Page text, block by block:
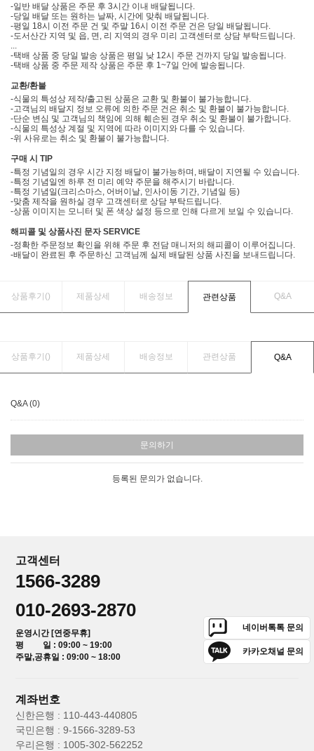
-일반 배달 상품은 주문 후 3시간 이내 배달됩니다.
-당일 배달 또는 원하는 날짜, 시간에 맞춰 배달됩니다.
-평일 18시 이전 주문 건 및 주말 16시 이전 주문 건은 당일 배달됩니다.
-도서산간 지역 및 읍, 면, 리 지역의 경우 미리 고객센터로 상담 부탁드립니다.
-택배 상품 중 당일 발송 상품은 평일 낮 12시 주문 건까지 당일 발송됩니다.
-택배 상품 중 주문 제작 상품은 주문 후 1~7일 안에 발송됩니다.
교환/환불
-식물의 특성상 제작/출고된 상품은 교환 및 환불이 불가능합니다.
-고객님의 배달지 정보 오류에 의한 주문 건은 취소 및 환불이 불가능합니다.
-단순 변심 및 고객님의 책임에 의해 훼손된 경우 취소 및 환불이 불가합니다.
-식물의 특성상 계절 및 지역에 따라 이미지와 다를 수 있습니다.
-위 사유로는 취소 및 환불이 불가능합니다.
구매 시 TIP
-특정 기념일의 경우 시간 지정 배달이 불가능하며, 배달이 지연될 수 있습니다.
-특정 기념일엔 하루 전 미리 예약 주문을 해주시기 바랍니다.
-특정 기념일(크리스마스, 어버이날, 인사이동 기간, 기념일 등)
-맞춤 제작을 원하실 경우 고객센터로 상담 부탁드립니다.
-상품 이미지는 모니터 및 폰 색상 설정 등으로 인해 다르게 보일 수 있습니다.
해피콜 및 상품사진 문자 SERVICE
-정확한 주문정보 확인을 위해 주문 후 전담 매니저의 해피콜이 이루어집니다.
-배달이 완료된 후 주문하신 고객님께 실제 배달된 상품 사진을 보내드립니다.
상품후기() 제품상세 배송정보 관련상품 Q&A
상품후기() 제품상세 배송정보 관련상품 Q&A
Q&A (0)
문의하기
등록된 문의가 없습니다.
고객센터
1566-3289
010-2693-2870
운영시간 [연중무휴]
평 일 : 09:00 ~ 19:00
주말,공휴일 : 09:00 ~ 18:00
네이버톡톡 문의
카카오채널 문의
계좌번호
신한은행 : 110-443-440805
국민은행 : 9-1566-3289-53
우리은행 : 1005-302-562252